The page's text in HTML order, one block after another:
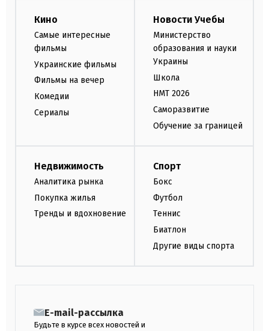
Кино
Самые интересные
фильмы
Украинские фильмы
Фильмы на вечер
Комедии
Сериалы
Новости Учебы
Министерство
образования и науки
Украины
Школа
НМТ 2026
Саморазвитие
Обучение за границей
Недвижимость
Аналитика рынка
Покупка жилья
Тренды и вдохновение
Спорт
Бокс
Футбол
Теннис
Биатлон
Другие виды спорта
E-mail-рассылка
Будьте в курсе всех новостей и